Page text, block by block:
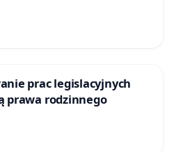
prac legislacyjnych
prawa rodzinnego